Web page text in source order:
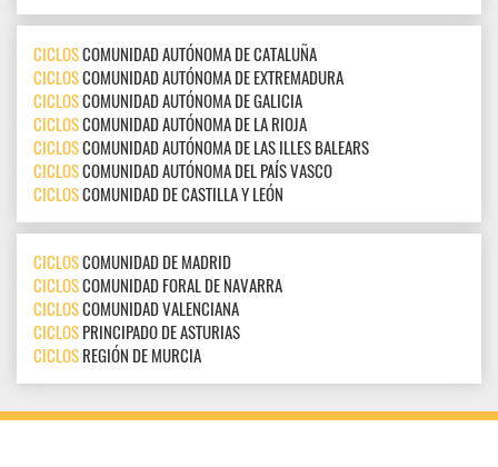
CICLOSCOMUNIDAD AUTÓNOMA DE CATALUÑA
CICLOSCOMUNIDAD AUTÓNOMA DE EXTREMADURA
CICLOSCOMUNIDAD AUTÓNOMA DE GALICIA
CICLOSCOMUNIDAD AUTÓNOMA DE LA RIOJA
CICLOSCOMUNIDAD AUTÓNOMA DE LAS ILLES BALEARS
CICLOSCOMUNIDAD AUTÓNOMA DEL PAÍS VASCO
CICLOSCOMUNIDAD DE CASTILLA Y LEÓN
CICLOSCOMUNIDAD DE MADRID
CICLOSCOMUNIDAD FORAL DE NAVARRA
CICLOSCOMUNIDAD VALENCIANA
CICLOSPRINCIPADO DE ASTURIAS
CICLOSREGIÓN DE MURCIA